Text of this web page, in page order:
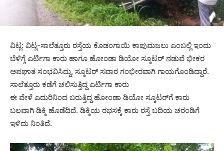
ವಿಟ್ಲ: ವಿಟ್ಲ-ಸಾಲೆತ್ತೂರು ರಸ್ತೆಯ ಕೊಡಂಗಾಯಿ ಕಾಪುಮಜಲು ಎಂಬಲ್ಲಿ ಇಂದು
ಬೆಳಿಗ್ಗೆ ಎರ್ಟಿಗಾ ಕಾರು ಹಾಗೂ ಹೋಂಡಾ ಡಿಯೋ ಸ್ಕೂಟರ್ ನಡುವೆ ಭೀಕರ
ಅಪಘಾತ ಸಂಭವಿಸಿದ್ದು, ಸ್ಕೂಟರ್ ಸವಾರ ಗಂಭೀರವಾಗಿ ಗಾಯಗೊಂಡಿದ್ದಾರೆ.
ಸಾಲೆತ್ತೂರು ಕಡೆಗೆ ಚಲಿಸುತ್ತಿದ್ದ ಎರ್ಟಿಗಾ ಕಾರು
ಈ ವೇಳೆ ಎದುರಿನಿಂದ ಬರುತ್ತಿದ್ದ ಹೋಂಡಾ ಡಿಯೋ ಸ್ಕೂಟರ್‌ಗೆ ಕಾರು
ಬಲವಾಗಿ ಡಿಕ್ಕಿ ಹೊಡೆದಿದೆ. ಡಿಕ್ಕಿಯ ರಭಸಕ್ಕೆ ಕಾರು ರಸ್ತೆ ಬದಿಯ ಚರಂಡಿಗೆ
ಇಳಿದು ನಿಂತಿದೆ.